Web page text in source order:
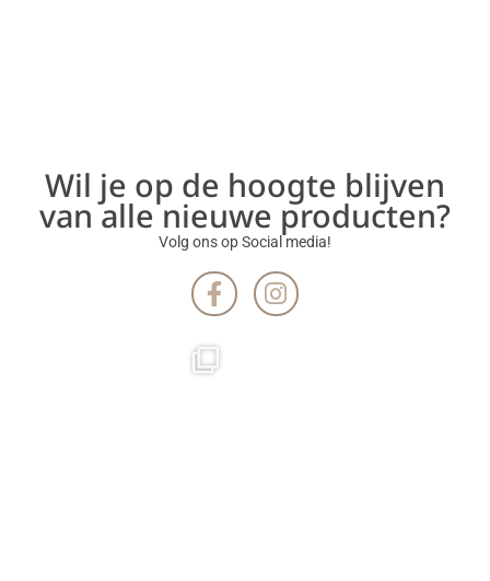
Wil je op de hoogte blijven
van alle nieuwe producten?
Volg ons op Social media!